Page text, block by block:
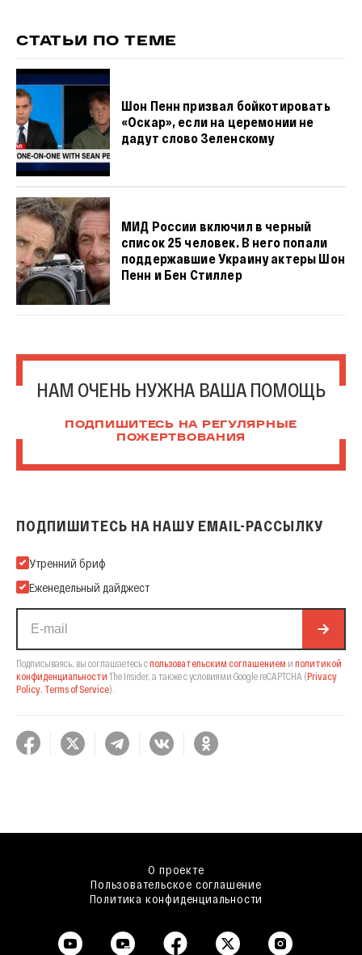
СТАТЬИ ПО ТЕМЕ
Шон Пенн призвал бойкотировать
«Оскар», если на церемонии не
дадут слово Зеленскому
МИД России включил в черный
список 25 человек. В него попали
поддержавшие Украину актеры Шон
Пенн и Бен Стиллер
НАМ ОЧЕНЬ НУЖНА ВАША ПОМОЩЬ
ПОДПИШИТЕСЬ НА РЕГУЛЯРНЫЕ
ПОЖЕРТВОВАНИЯ
ПОДПИШИТЕСЬ НА НАШУ EMAIL-РАССЫЛКУ
Подпишитесь на нашу Email-рассылку
Утренний бриф
Еженедельный дайджест
Подписываясь, вы соглашаетесь спользовательским соглашением и политикой
конфиденциальности The Insider, а также с условиями Google reCAPTCHA (Privacy
Policy, Terms of Service).
О проекте
Пользовательское соглашение
Политика конфиденциальности